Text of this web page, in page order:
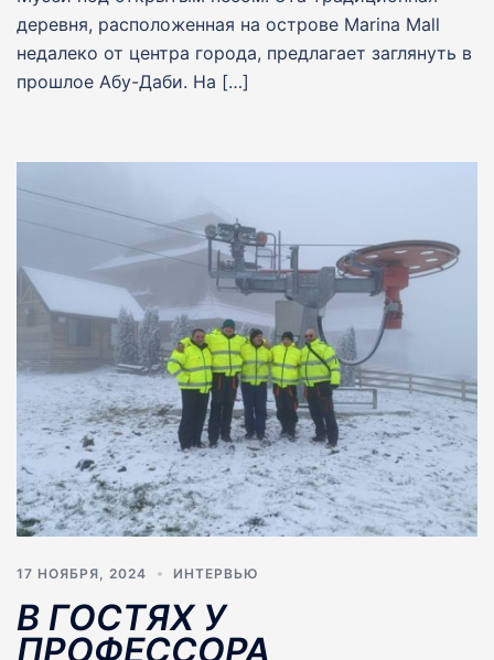
деревня, расположенная на острове Marina Mall
недалеко от центра города, предлагает заглянуть в
прошлое Абу-Даби. На […]
17 НОЯБРЯ, 2024 ИНТЕРВЬЮ
В ГОСТЯХ У
ПРОФЕССОРА